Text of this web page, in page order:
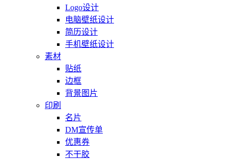
Logo设计
电脑壁纸设计
简历设计
手机壁纸设计
素材
贴纸
边框
背景图片
印刷
名片
DM宣传单
优惠券
不干胶